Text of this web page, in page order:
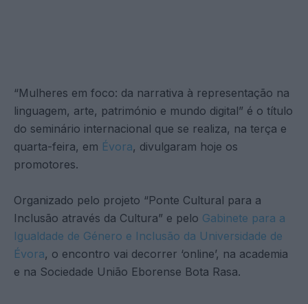
“Mulheres em foco: da narrativa à representação na
linguagem, arte, património e mundo digital” é o título
do seminário internacional que se realiza, na terça e
quarta-feira, em Évora, divulgaram hoje os
promotores.
Organizado pelo projeto “Ponte Cultural para a
Inclusão através da Cultura” e pelo Gabinete para a
Igualdade de Género e Inclusão da Universidade de
Évora, o encontro vai decorrer ‘online’, na academia
e na Sociedade União Eborense Bota Rasa.